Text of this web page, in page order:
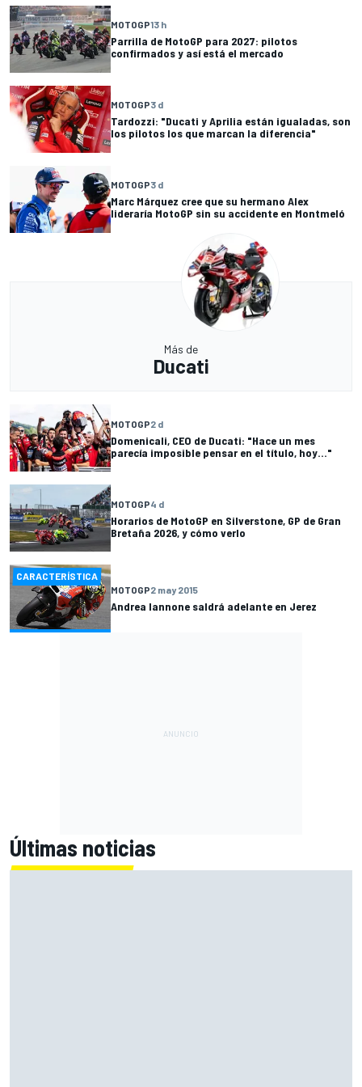
MOTOGP13 h
Parrilla de MotoGP para 2027: pilotos
confirmados y así está el mercado
MOTOGP3 d
Tardozzi: "Ducati y Aprilia están igualadas, son
los pilotos los que marcan la diferencia"
MOTOGP3 d
Marc Márquez cree que su hermano Alex
lideraría MotoGP sin su accidente en Montmeló
Más de
Ducati
MOTOGP2 d
Domenicali, CEO de Ducati: "Hace un mes
parecía imposible pensar en el título, hoy..."
MOTOGP4 d
Horarios de MotoGP en Silverstone, GP de Gran
Bretaña 2026, y cómo verlo
CARACTERÍSTICA
MOTOGP2 may 2015
Andrea Iannone saldrá adelante en Jerez
Últimas noticias